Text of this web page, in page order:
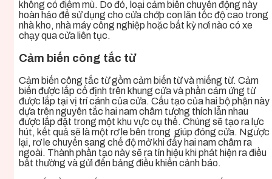
không có điểm mù. Do đó, loại cảm biến chuyển động này
hoàn hảo để sử dụng cho cửa chớp con lăn tốc độ cao trong
nhà kho, nhà máy công nghiệp hoặc bất kỳ nơi nào có xe
chạy qua cửa liên tục.
Cảm biến công tắc từ
Cảm biến công tắc từ gồm cảm biến từ và miếng từ. Cảm
biến được lắp cố định trên khung cửa và phần cảm ứng từ
được lắp tại vị trí cánh của cửa. Cấu tạo của hai bộ phận này
dựa trên nguyên tắc hai nam châm tương thích lẫn nhau
được lắp đặt trong một khu vực cụ thể. Chúng sẽ tạo ra lực
hút, kết quả sẽ là một rơ le bên trong giúp đóng cửa. Ngược
lại, rơ le chuyển sang chế độ mở khi đẩy hai nam châm ra
ngoài. Thành phần tạo này sẽ ra tín hiệu khi phát hiện ra điều
bất thường và gửi đến bảng điều khiển cảnh báo.